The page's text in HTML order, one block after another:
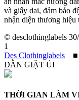
và giấy dai, đảm bảo
nhận diện thương hiệu
© desclothinglabels
1
Des Clothinglabels
DẪN GIẶT ỦI
THỜI GIAN LÀM